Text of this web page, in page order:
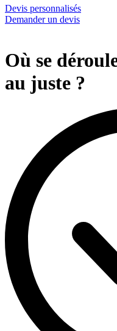
Devis personnalisés
Demander un devis
Où se
au juste ?